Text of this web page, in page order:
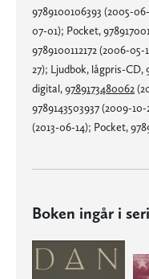
9789100106393 (2005-
07-01); Pocket,
9789100112172 (2006-
27); Ljudbok, lågpris-CD,
digital,9789173480062
9789143503937 (2009-
(2013-06-14); Pocket,
Boken ingår i